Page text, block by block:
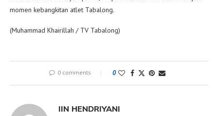
momen kebangkitan atlet Tabalong.
(Muhammad Khairillah / TV Tabalong)
0 comments 0
IIN HENDRIYANI